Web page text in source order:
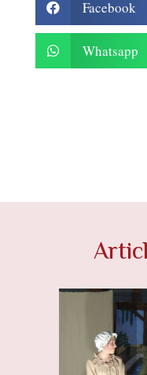
 Facebook
 Whatsapp